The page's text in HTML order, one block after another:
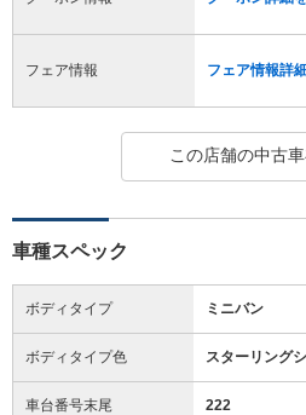
フェア情報 フェア情報詳
この店舗の中古
車種スペック
ボディタイプ ミニバン
ボディタイプ色 スターリング
車台番号末尾 222